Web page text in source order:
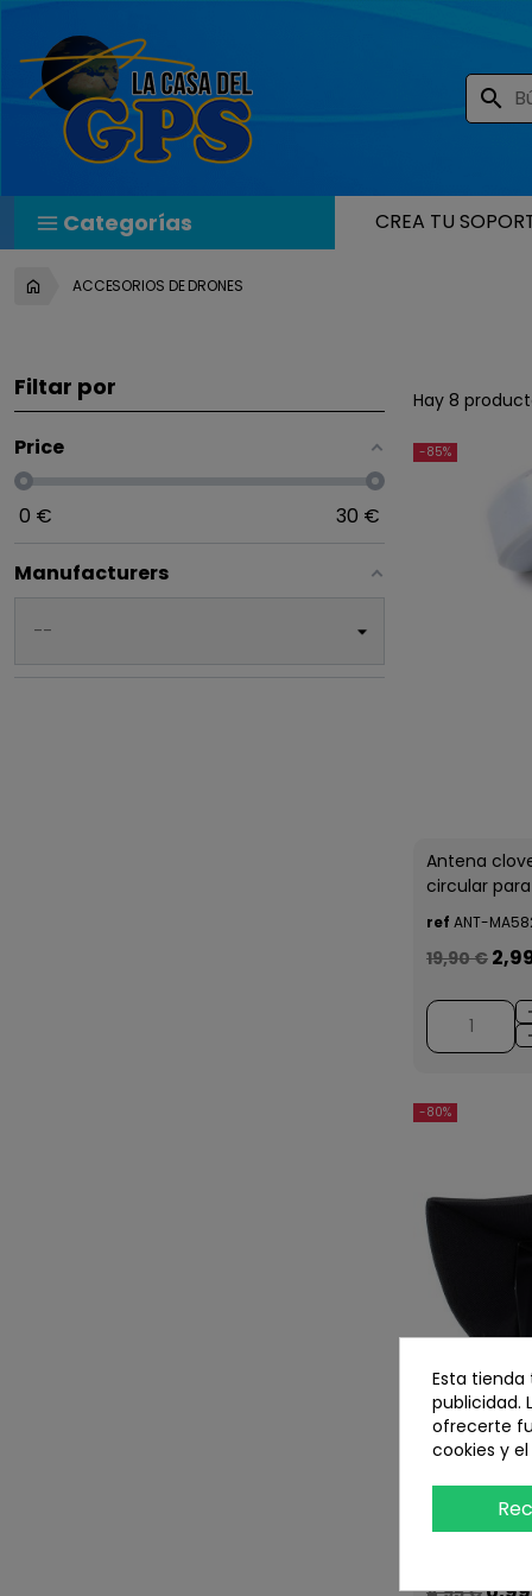
search
Categorías CREA TU
ACCESORIOS DE DRONES
Filtar por
Price
0 € 30 €
Manufacturers
Hay 8
-85%
Antena
circular para
ref ANT-
19,90 €
-80%
Visera
Esta
publicidad.
ofrecerte
cookies y